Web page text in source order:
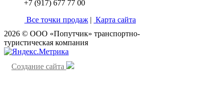
+7 (917) 677 77 00
Все точки продаж | Карта сайта
2026 © ООО «Попутчик» транспортно-
туристическая компания
Создание сайта